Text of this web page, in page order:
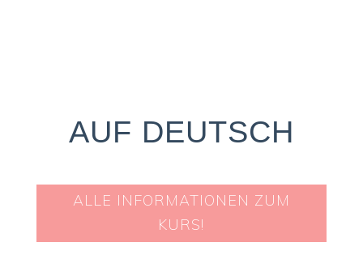
AUF DEUTSCH
ALLE INFORMATIONEN ZUM
KURS!